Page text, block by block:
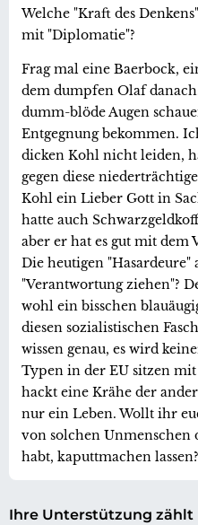
Welche "Kraft des
mit "Diplomatie"?
Frag mal eine Baerbock,
dem dumpfen Olaf
dumm-blöde Augen
Entgegnung bekommen.
dicken Kohl nicht leiden,
gegen diese
Kohl ein Lieber Gott in
hatte auch
aber er hat es gut mit dem
Die heutigen "Hasardeure"
"Verantwortung ziehen"?
wohl ein bisschen
diesen sozialistischen
wissen genau, es wird
Typen in der EU sitzen
hackt eine Krähe der
nur ein Leben. Wollt ihr
von solchen Unmenschen
habt, kaputtmachen
Ihre Unterstützung zählt